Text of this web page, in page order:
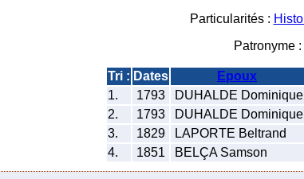
Particularités :
Patronyme :
Tri : Dates Epoux
1.
1793 DUHALDE Dominique
2.
1793 DUHALDE Dominique
3.
1829 LAPORTE Beltrand
4.
1851 BELÇA Samson